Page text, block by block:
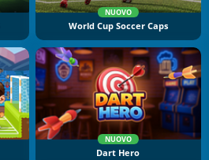
NUOVO
World Cup Soccer Caps
NUOVO
Dart Hero